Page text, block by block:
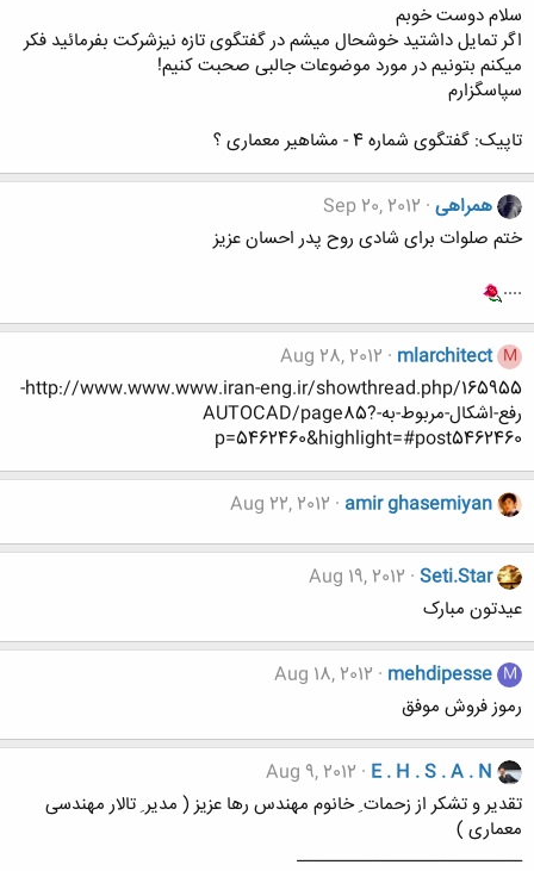
سلام دوست خوبم
اگر تمایل داشتید خوشحال میشم در گفتگوی تازه نیزشرکت بفرمائید فکر
میکنم بتونیم در مورد موضوعات جالبی صحبت کنیم!
سپاسگزارم
تاپیک: گفتگوی شماره 4 - مشاهیر معماری ؟
همراهی Sep 20, 2012
ختم صلوات برای شادی روح پدر احسان عزیز
....
M
mlarchitect
Aug 28, 2012
http://www.www.www.iran-eng.ir/showthread.php/165955-
رفع-اشکال-مربوط-به-AUTOCAD/page85?
p=5462460&highlight=#post5462460
amir ghasemiyan
Aug 22, 2012
Seti.Star
Aug 19, 2012
عیدتون مبارک
M
mehdipesse
Aug 18, 2012
رموز فروش موفق
E . H . S . A . N
Aug 9, 2012
تقدیر و تشکر از زحمات ِ خانوم مهندس رها عزیز ( مدیر ِ تالار مهندسی
معماری )
___________________________